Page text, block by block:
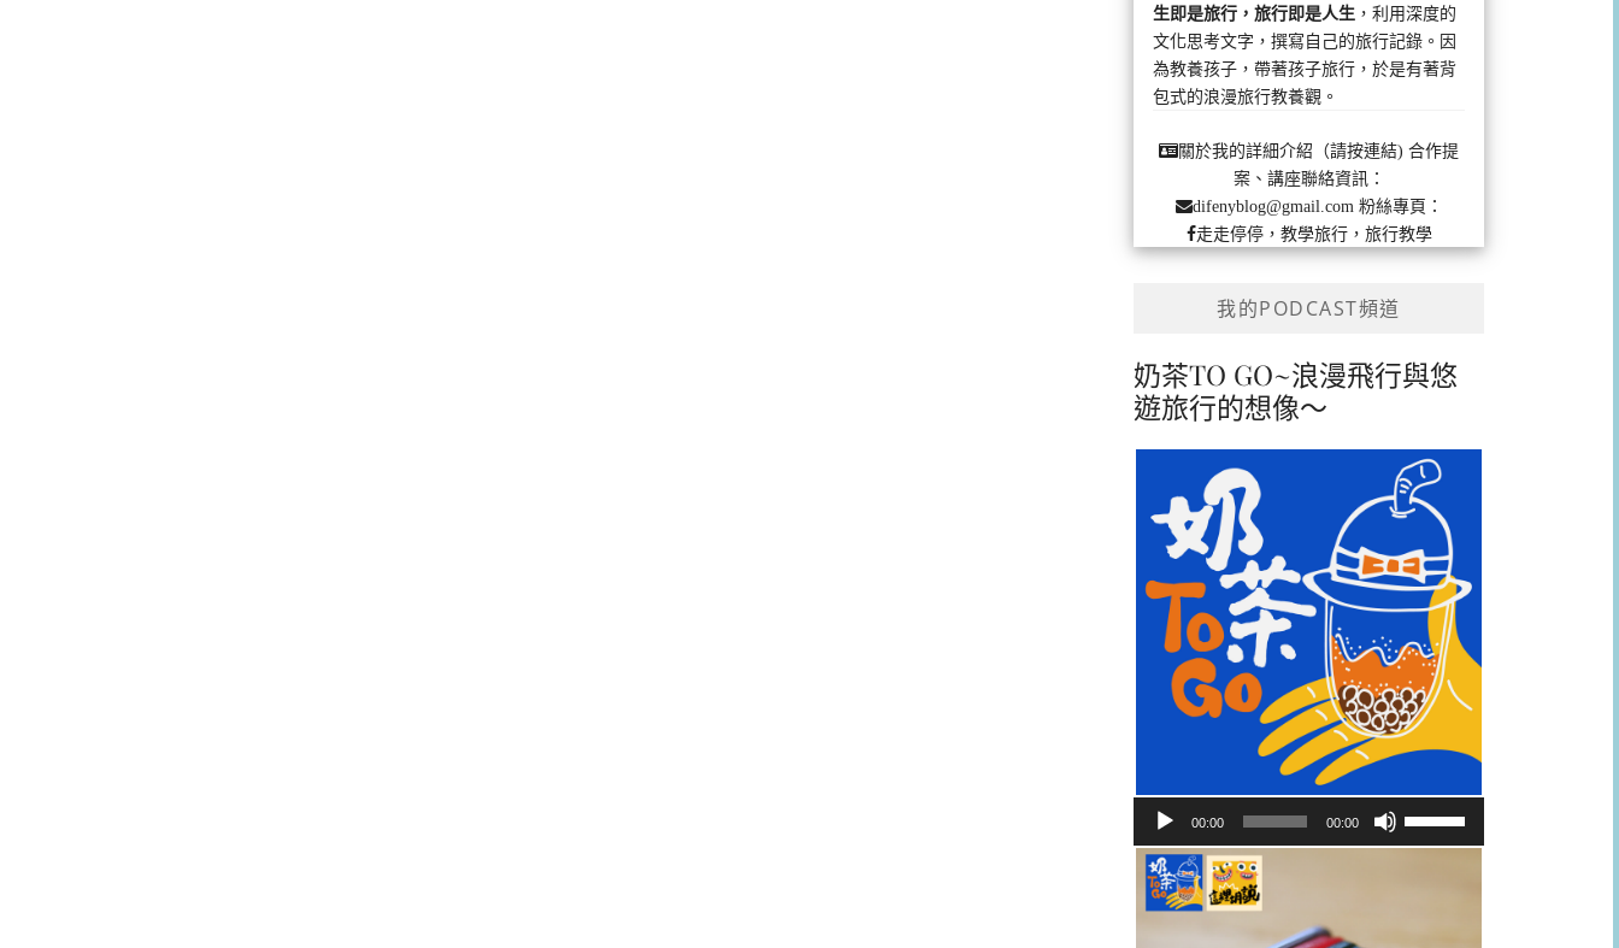
生即是旅行，旅行即是人生 ，利用深度的
文化思考文字，撰寫自己的旅行記錄。因
為教養孩子，帶著孩子旅行，於是有著背
包式的浪漫旅行教養觀。
關於我的詳細介紹（請按連結) 合作提
案、講座聯絡資訊：
difenyblog@gmail.com粉絲專頁：
走走停停，教學旅行，旅行教學
我的PODCAST頻道
奶茶TO GO~浪漫飛行與悠
遊旅行的想像～
播
放
00:00 00:00